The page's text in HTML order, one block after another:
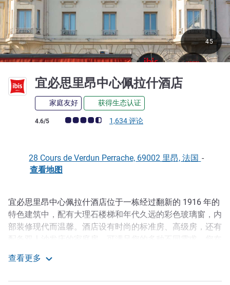
宜必思里昂中心佩拉什酒店
家庭友好 获得生态认证
客户意见评级 (ALL 评级)
4.6/5 1,634 评论
45
28 Cours de Verdun Perrache, 69002 里昂, 法国 -
查看地图
描述
宜必思里昂中心佩拉什酒店位于一栋经过翻新的 1916 年的
特色建筑中，配有大理石楼梯和年代久远的彩色玻璃窗，内
部装修现代而温馨。酒店设有时尚的标准房、高级房，还有
的客房。距酒店约 200 米远的安全停车场与酒店有合作关
查看更多